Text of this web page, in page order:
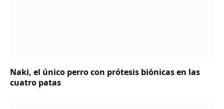
Naki, el único perro con prótesis biónicas en las
cuatro patas